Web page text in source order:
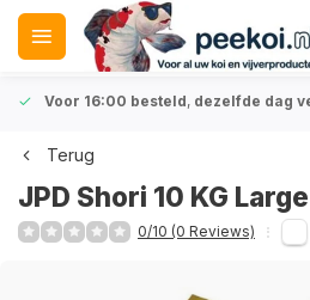
Voor 16:00 besteld, dezelfde dag
Terug
JPD Shori 10 KG Large
0/10 (0 Reviews)